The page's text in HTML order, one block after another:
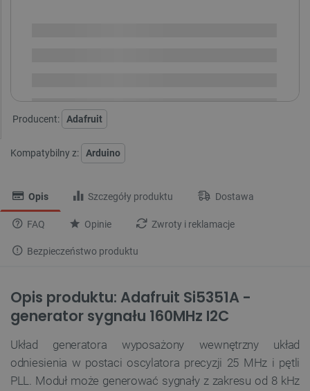
Producent: Adafruit
Kompatybilny z: Arduino
Opis Szczegóły produktu Dostawa
FAQ Opinie Zwroty i reklamacje
Bezpieczeństwo produktu
Opis produktu: Adafruit Si5351A -
generator sygnału 160MHz I2C
Układ generatora wyposażony wewnętrzny układ
odniesienia w postaci oscylatora precyzji 25 MHz i pętli
PLL. Moduł może generować sygnały z zakresu od 8 kHz